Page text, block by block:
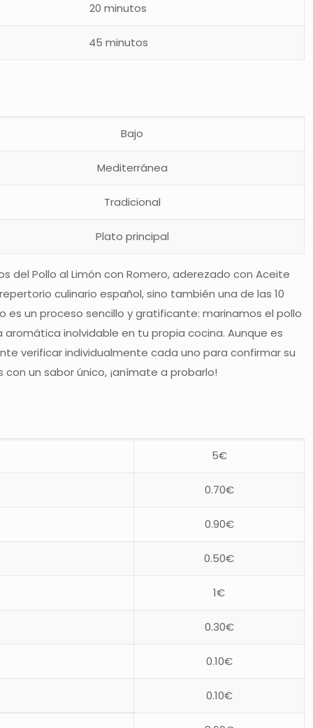
20 minutos
45 minutos
Bajo
Mediterránea
Tradicional
Plato principal
del Pollo al Limón con Romero, aderezado con Aceite
culinario español, sino también una de las 10
un proceso sencillo y gratificante: marinamos el pollo
inolvidable en tu propia cocina. Aunque es
verificar individualmente cada uno para confirmar su
un sabor único, ¡anímate a probarlo!
5€
0.70€
0.90€
0.50€
1€
0.30€
0.10€
0.10€